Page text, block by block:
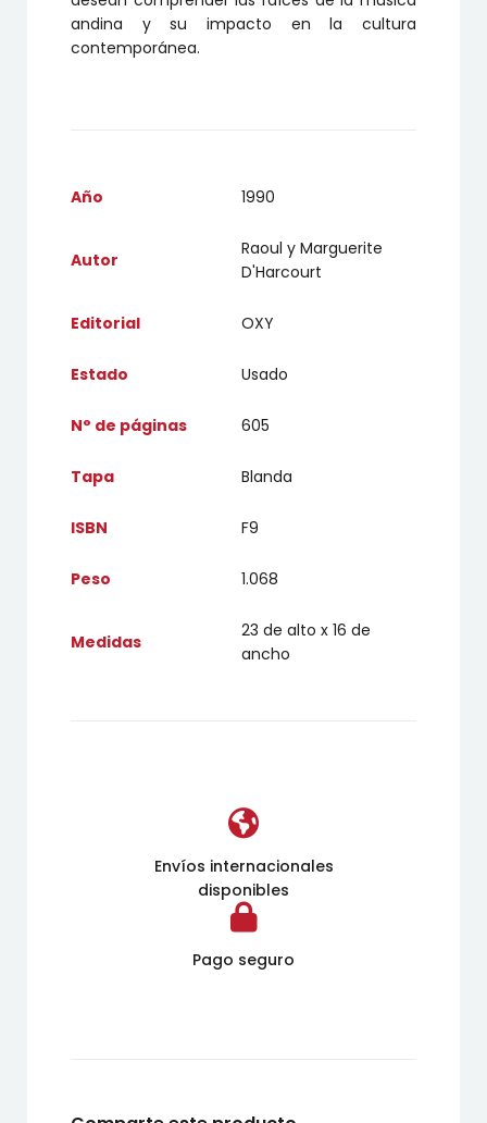
andina y su impacto en la cultura
contemporánea.
Año 1990
Autor
Raoul y Marguerite
D'Harcourt
Editorial OXY
Estado Usado
N° de páginas 605
Tapa Blanda
ISBN F9
Peso 1.068
Medidas
23 de alto x 16 de
ancho
Envíos internacionales
disponibles
Pago seguro